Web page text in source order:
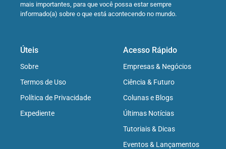
mais importantes, para que você possa estar sempre
informado(a) sobre o que está acontecendo no mundo.
Úteis
Sobre
Termos de Uso
Política de Privacidade
Expediente
Acesso Rápido
Empresas & Negócios
Ciência & Futuro
Colunas e Blogs
Últimas Notícias
Tutoriais & Dicas
Eventos & Lançamentos